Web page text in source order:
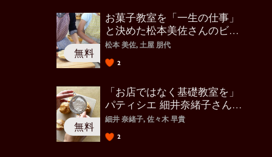
お菓子教室を「一生の仕事」
と決めた松本美佐さんのビジ
ネス力
松本 美佐, 土屋 朋代
2
「お店ではなく基礎教室を」
パティシエ 細井奈緒子さんの
スタイル
細井 奈緒子, 佐々木 早貴
2